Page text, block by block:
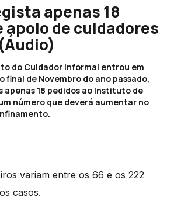
apenas 18
apoio de cuidadores
do Cuidador Informal entrou em
final de Novembro do ano passado,
18 pedidos ao Instituto de
número que deverá aumentar no
variam entre os 66 e os 222
casos.